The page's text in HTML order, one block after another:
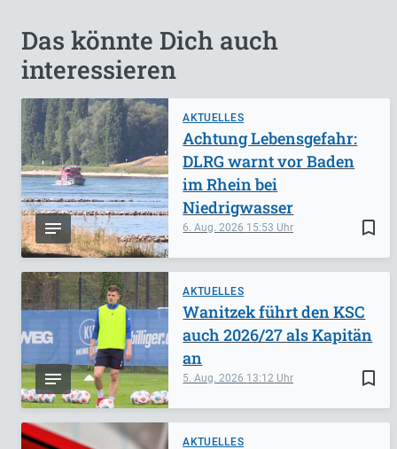
Das könnte Dich auch
interessieren
AKTUELLES
bookmark_border
6. Aug. 2026 15:53
Achtung Lebensgefahr:
DLRG warnt vor Baden
im Rhein bei
Niedrigwasser
AKTUELLES
bookmark_border
5. Aug. 2026 13:12
Wanitzek führt den KSC
auch 2026/27 als Kapitän
an
AKTUELLES